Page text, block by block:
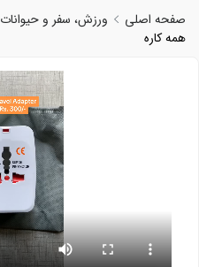
صفحه اصلی ورزش، سفر و حیوانات
همه کاره